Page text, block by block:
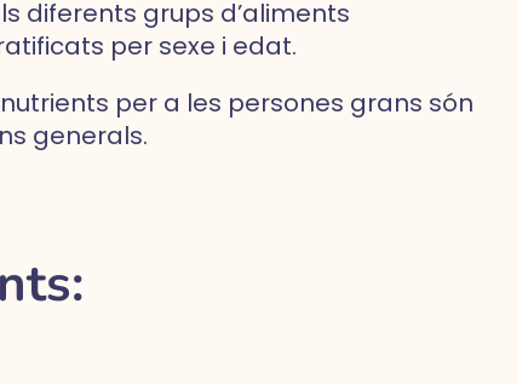
diferents grups d’aliments
per sexe i edat.
per a les persones grans són
generals.